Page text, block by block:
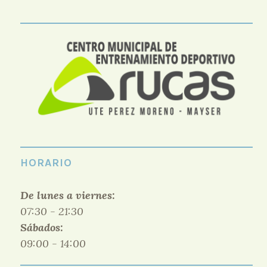
HORARIO
De lunes a viernes:
07:30 - 21:30
Sábados:
09:00 - 14:00